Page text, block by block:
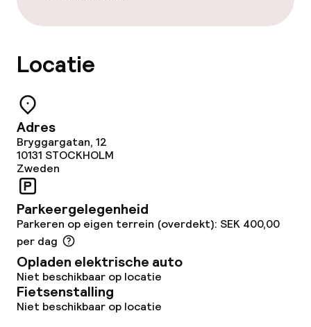
Conferentieruimte
Beleid
Locatie
Adres
Bryggargatan, 12
10131 STOCKHOLM
Zweden
Parkeergelegenheid
Parkeren op eigen terrein (overdekt): SEK 400,00
per dag
Opladen elektrische auto
Niet beschikbaar op locatie
Fietsenstalling
Niet beschikbaar op locatie